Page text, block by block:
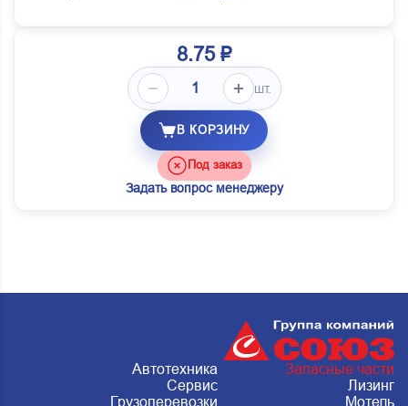
8.75 ₽
шт.
В КОРЗИНУ
Под заказ
Задать вопрос менеджеру
Автотехника
Запасные части
Сервис
Лизинг
Грузоперевозки
Мотель